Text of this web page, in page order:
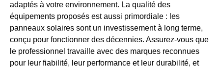
adaptés à votre environnement. La qualité des
équipements proposés est aussi primordiale : les
panneaux solaires sont un investissement à long terme,
conçu pour fonctionner des décennies. Assurez-vous que
le professionnel travaille avec des marques reconnues
pour leur fiabilité, leur performance et leur durabilité, et